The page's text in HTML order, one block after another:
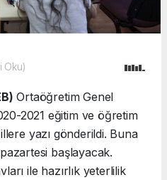
Oku)
Ortaöğretim Genel
2021 eğitim ve öğretim
yazı gönderildi. Buna
başlayacak.
ile hazırlık yeterlilik